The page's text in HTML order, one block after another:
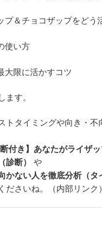
プ＆チョコザップをどう
使い方
大限に活かすコツ
ます。
トタイミングや向き・不
断付き】あなたがライザ
診断）
や
かない人を徹底分析（タ
ださいね。（内部リンク）